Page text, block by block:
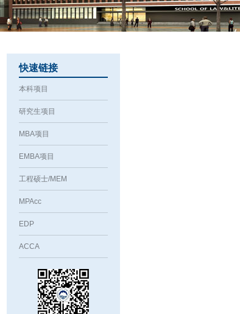
快速链接
本科项目
研究生项目
MBA项目
EMBA项目
工程硕士/MEM
MPAcc
EDP
ACCA